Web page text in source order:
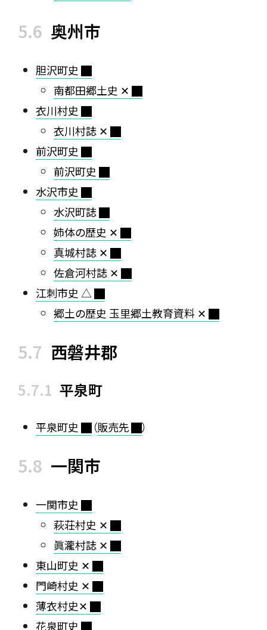
奥州市
胆沢町史
南都田郷土史 ✕
衣川村史
衣川村誌 ✕
前沢町史
前沢町史
水沢市史
水沢町誌
姉体の歴史 ✕
真城村誌 ✕
佐倉河村誌 ✕
江刺市史 △
郷土の歴史 玉里郷土教育資料 ✕
西磐井郡
平泉町
平泉町史 （販売先 ）
一関市
一関市史
萩荘村史 ✕
眞瀧村誌 ✕
東山町史 ✕
門崎村史 ✕
薄衣村史✕
花泉町史